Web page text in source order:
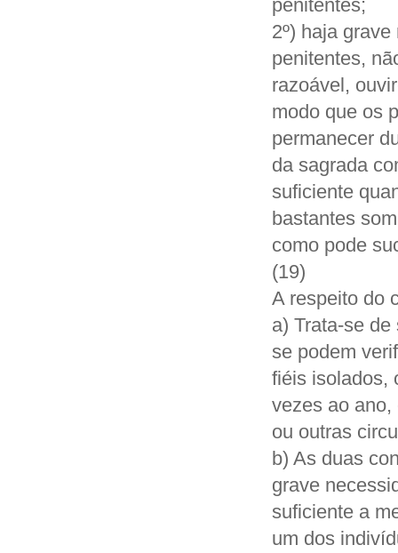
penitentes;
2º) haja
penitentes,
razoável,
modo que os
permanecer
da sagrada
suficiente
bastantes
como pode
(19)
A respeito do
a) Trata-se
se podem
fiéis isolados,
vezes ao
ou outras
b) As duas
grave
suficiente a
um dos